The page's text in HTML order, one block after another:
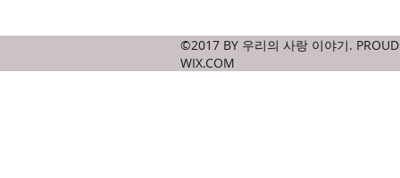
©2017 BY 우리의 사랑 이야기.
WIX.COM